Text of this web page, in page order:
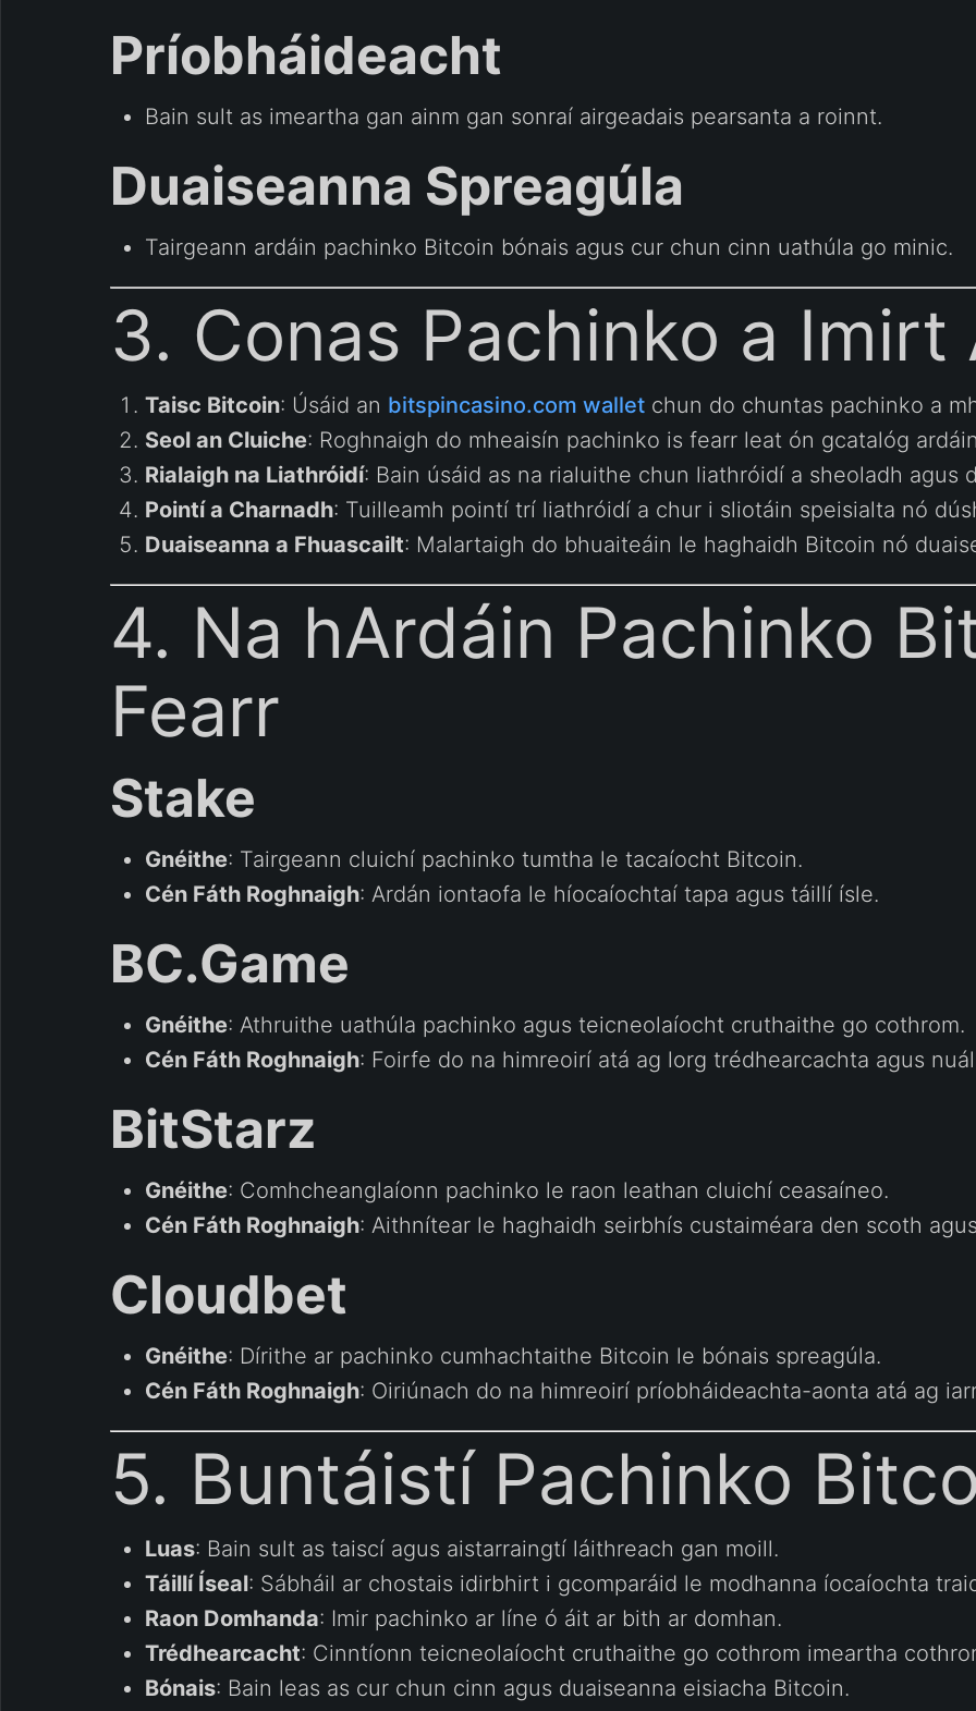
Príobháideacht
Bain sult as imeartha gan ainm gan sonraí airgeadais pearsanta a roinnt.
Duaiseanna Spreagúla
Tairgeann ardáin pachinko Bitcoin bónais agus cur chun cinn uathúla go minic.
3. Conas Pachinko a Imirt
Taisc Bitcoin: Úsáid an bitspincasino.com wallet chun do chuntas pachinko a
Seol an Cluiche: Roghnaigh do mheaisín pachinko is fearr leat ón gcatalóg
Rialaigh na Liathróidí: Bain úsáid as na rialuithe chun liathróidí a sheoladh agus
Pointí a Charnadh: Tuilleamh pointí trí liathróidí a chur i sliotáin speisialta nó
Duaiseanna a Fhuascailt: Malartaigh do bhuaiteáin le haghaidh Bitcoin nó
4. Na hArdáin Pachinko
Fearr
Stake
Gnéithe: Tairgeann cluichí pachinko tumtha le tacaíocht Bitcoin.
Cén Fáth Roghnaigh: Ardán iontaofa le híocaíochtaí tapa agus táillí ísle.
BC.Game
Gnéithe: Athruithe uathúla pachinko agus teicneolaíocht cruthaithe go cothrom.
Cén Fáth Roghnaigh: Foirfe do na himreoirí atá ag lorg trédhearcachta agus
BitStarz
Gnéithe: Comhcheanglaíonn pachinko le raon leathan cluichí ceasaíneo.
Cén Fáth Roghnaigh: Aithnítear le haghaidh seirbhís custaiméara den scoth
Cloudbet
Gnéithe: Dírithe ar pachinko cumhachtaithe Bitcoin le bónais spreagúla.
Cén Fáth Roghnaigh: Oiriúnach do na himreoirí príobháideachta-aonta atá ag
5. Buntáistí Pachinko
Luas: Bain sult as taiscí agus aistarraingtí láithreach gan moill.
Táillí Íseal: Sábháil ar chostais idirbhirt i gcomparáid le modhanna íocaíochta
Raon Domhanda: Imir pachinko ar líne ó áit ar bith ar domhan.
Trédhearcacht: Cinntíonn teicneolaíocht cruthaithe go cothrom imeartha
Bónais: Bain leas as cur chun cinn agus duaiseanna eisiacha Bitcoin.